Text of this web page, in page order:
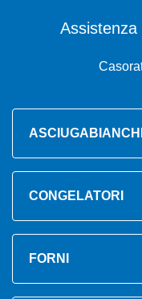
Assistenza
CONGELATORI
FORNI